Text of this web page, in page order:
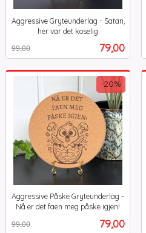
Aggressive Gryteunderlag - Satan,
her var det koselig
Tilbud
79,00
99,00
mva.
Aggressive Påske Gryteunderlag -
Nå er det faen meg påske igjen!
Tilbud
79,00
99,00
-20%
mva.